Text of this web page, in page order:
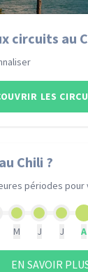
circuits au
LES
au Chili ?
périodes
M J J A
EN SAVOIR